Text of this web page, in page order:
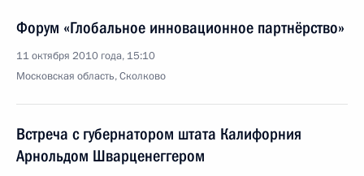
Форум «Глобальное инновационное партнёрство»
11 октября 2010 года, 15:10
Московская область, Сколково
Встреча с губернатором штата Калифорния
Арнольдом Шварценеггером